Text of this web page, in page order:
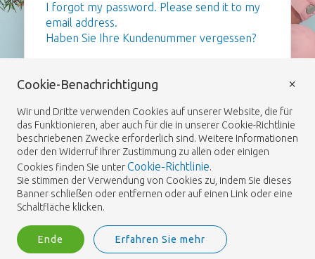
I forgot my password. Please send it to my
email address.
Haben Sie Ihre Kundenummer vergessen?
Cookie-Benachrichtigung
Wir und Dritte verwenden Cookies auf unserer Website, die für
das Funktionieren, aber auch für die in unserer Cookie-Richtlinie
beschriebenen Zwecke erforderlich sind. Weitere Informationen
oder den Widerruf Ihrer Zustimmung zu allen oder einigen
Cookies finden Sie unterCookie-Richtlinie.
Sie stimmen der Verwendung von Cookies zu, indem Sie dieses
Banner schließen oder entfernen oder auf einen Link oder eine
Schaltfläche klicken.
Ende Erfahren Sie mehr
×